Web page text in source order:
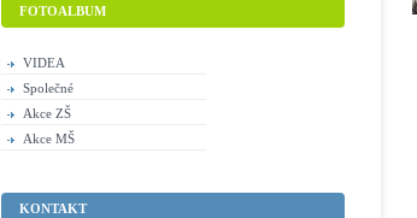
FOTOALBUM
VIDEA
Společné
Akce ZŠ
Akce MŠ
KONTAKT